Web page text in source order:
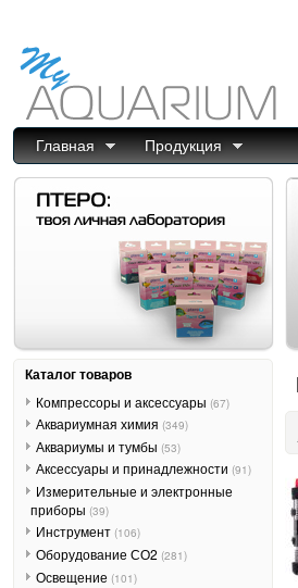
Главная Продукция
Каталог товаров
Компрессоры и аксессуары (67)
Аквариумная химия (349)
Аквариумы и тумбы (53)
Аксессуары и принадлежности (91)
Измерительные и электронные
приборы (39)
Инструмент (106)
Оборудование СО2 (281)
Освещение (101)